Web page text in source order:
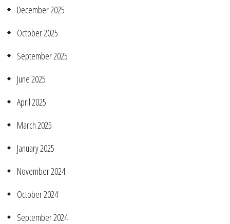
December 2025
October 2025
September 2025
June 2025
April 2025
March 2025
January 2025
November 2024
October 2024
September 2024